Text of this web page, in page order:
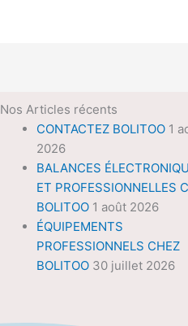
Nos Articles récents
CONTACTEZ BOLITOO 1
2026
BALANCES
ET PROFESSIONNELLES
BOLITOO 1 août 2026
ÉQUIPEMENTS
PROFESSIONNELS CHEZ
BOLITOO 30 juillet 2026